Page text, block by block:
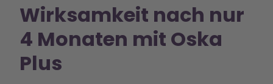
Wirksamkeit nach nur
4 Monaten mit Oska
Plus